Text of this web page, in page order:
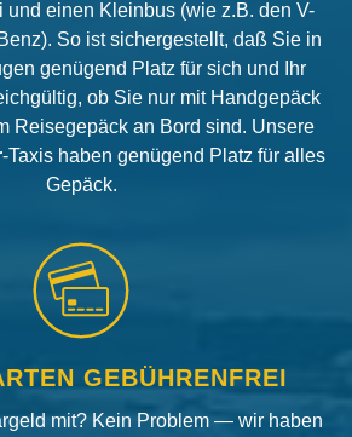
und einen Kleinbus (wie z.B. den V-
So ist sichergestellt, daß Sie in
genügend Platz für sich und Ihr
ob Sie nur mit Handgepäck
Reisegepäck an Bord sind. Unsere
-Taxis haben genügend Platz für alles
Gepäck.
GEBÜHRENFREI
mit? Kein Problem — wir haben